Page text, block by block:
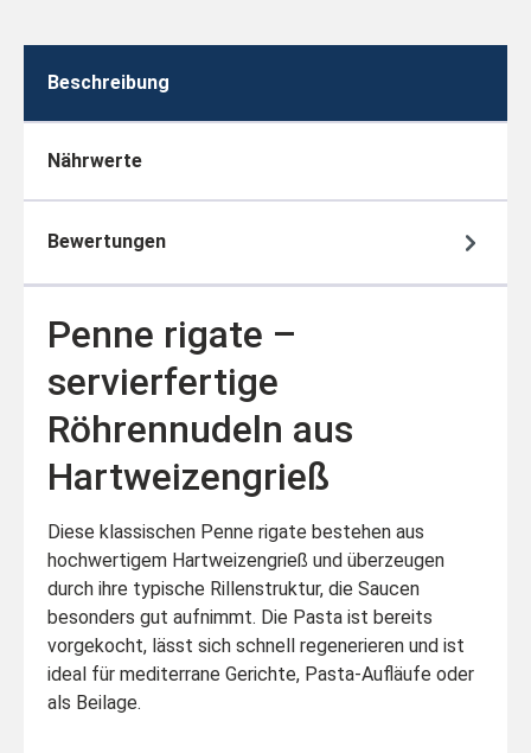
Beschreibung
Nährwerte
Bewertungen
Penne rigate –
servierfertige
Röhrennudeln aus
Hartweizengrieß
Diese klassischen Penne rigate bestehen aus
hochwertigem Hartweizengrieß und überzeugen
durch ihre typische Rillenstruktur, die Saucen
besonders gut aufnimmt. Die Pasta ist bereits
vorgekocht, lässt sich schnell regenerieren und ist
ideal für mediterrane Gerichte, Pasta-Aufläufe oder
als Beilage.